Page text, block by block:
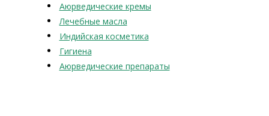
Аюрведические кремы
Лечебные масла
Индийская косметика
Гигиена
Аюрведические препараты